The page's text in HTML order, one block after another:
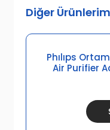
Diğer
Phılıps
Air Purifier